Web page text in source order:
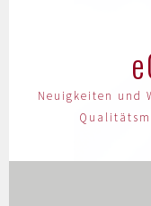
Neuigkeiten und